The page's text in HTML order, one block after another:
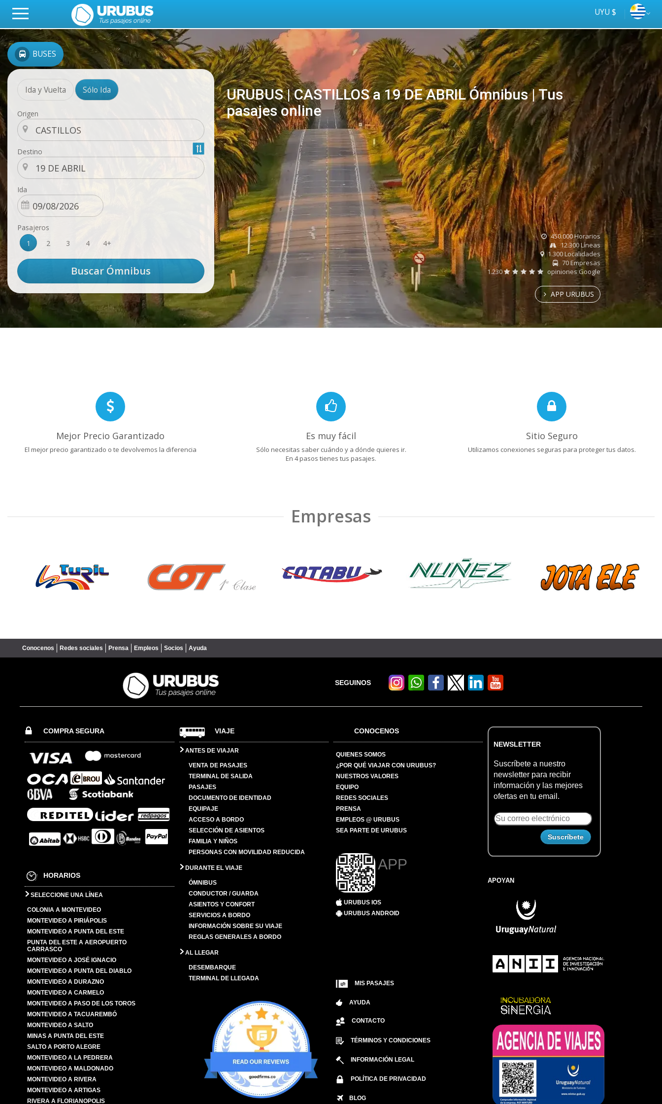
UYU $
BUSES
Ida y Vuelta Sólo Ida
Origen
Destino
Ida
Pasajeros
1
2 3 4 4+
URUBUS | CASTILLOS a 19 DE ABRIL Ómnibus | Tus
pasajes online
online
Tus
ómnibus
450.000 Horarios
12.300 Líneas
1.300 Localidades
70 Empresas
1.230
opiniones Google
APP URUBUS
Mejor Precio Garantizado
El mejor precio garantizado o te devolvemos la diferencia
Es muy fácil
Sólo necesitas saber cuándo y a dónde quieres ir.
En 4 pasos tienes tus pasajes.
Sitio Seguro
Utilizamos conexiones seguras para proteger tus datos.
Empresas
Conocenos Redes sociales Prensa Empleos Socios Ayuda
SEGUINOS
COMPRA SEGURA
HORARIOS
SELECCIONE UNA LÍNEA
COLONIA A MONTEVIDEO
MONTEVIDEO A PIRIÁPOLIS
MONTEVIDEO A PUNTA DEL ESTE
PUNTA DEL ESTE A AEROPUERTO
CARRASCO
MONTEVIDEO A JOSÉ IGNACIO
MONTEVIDEO A PUNTA DEL DIABLO
MONTEVIDEO A DURAZNO
MONTEVIDEO A CARMELO
MONTEVIDEO A PASO DE LOS TOROS
MONTEVIDEO A TACUAREMBÓ
MONTEVIDEO A SALTO
MINAS A PUNTA DEL ESTE
SALTO A PORTO ALEGRE
MONTEVIDEO A LA PEDRERA
MONTEVIDEO A MALDONADO
MONTEVIDEO A RIVERA
MONTEVIDEO A ARTIGAS
RIVERA A FLORIANOPOLIS
VIAJE
ANTES DE VIAJAR
VENTA DE PASAJES
TERMINAL DE SALIDA
PASAJES
DOCUMENTO DE IDENTIDAD
EQUIPAJE
ACCESO A BORDO
SELECCIÓN DE ASIENTOS
FAMILIA Y NIÑOS
PERSONAS CON MOVILIDAD REDUCIDA
DURANTE EL VIAJE
ÓMNIBUS
CONDUCTOR / GUARDA
ASIENTOS Y CONFORT
SERVICIOS A BORDO
INFORMACIÓN SOBRE SU VIAJE
REGLAS GENERALES A BORDO
AL LLEGAR
DESEMBARQUE
TERMINAL DE LLEGADA
CONOCENOS
QUIENES SOMOS
¿POR QUÉ VIAJAR CON URUBUS?
NUESTROS VALORES
EQUIPO
REDES SOCIALES
PRENSA
EMPLEOS @ URUBUS
SEA PARTE DE URUBUS
APP
URUBUS IOS
URUBUS ANDROID
MIS PASAJES
AYUDA
CONTACTO
TÉRMINOS Y CONDICIONES
INFORMACIÓN LEGAL
POLÍTICA DE PRIVACIDAD
BLOG
NEWSLETTER
Suscríbete a nuestro
newsletter para recibir
información y las mejores
ofertas en tu email.
APOYAN